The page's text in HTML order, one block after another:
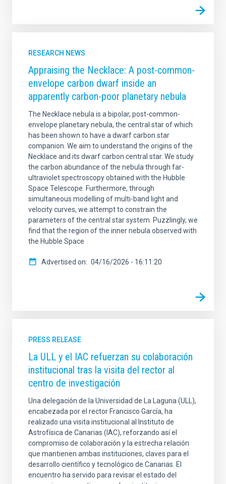
RESEARCH NEWS
Appraising the Necklace: A post-common-
envelope carbon dwarf inside an
apparently carbon-poor planetary nebula
The Necklace nebula is a bipolar, post-common-
envelope planetary nebula, the central star of which
has been shown to have a dwarf carbon star
companion. We aim to understand the origins of the
Necklace and its dwarf carbon central star. We study
the carbon abundance of the nebula through far-
ultraviolet spectroscopy obtained with the Hubble
Space Telescope. Furthermore, through
simultaneous modelling of multi-band light and
velocity curves, we attempt to constrain the
parameters of the central star system. Puzzlingly, we
find that the region of the inner nebula observed with
the Hubble Space
Advertised on 04/16/2026 - 16:11:20
PRESS RELEASE
La ULL y el IAC refuerzan su colaboración
institucional tras la visita del rector al
centro de investigación
Una delegación de la Universidad de La Laguna (ULL),
encabezada por el rector Francisco García, ha
realizado una visita institucional al Instituto de
Astrofísica de Canarias (IAC), reforzando así el
compromiso de colaboración y la estrecha relación
que mantienen ambas instituciones, claves para el
desarrollo científico y tecnológico de Canarias. El
encuentro ha servido para revisar el estado del